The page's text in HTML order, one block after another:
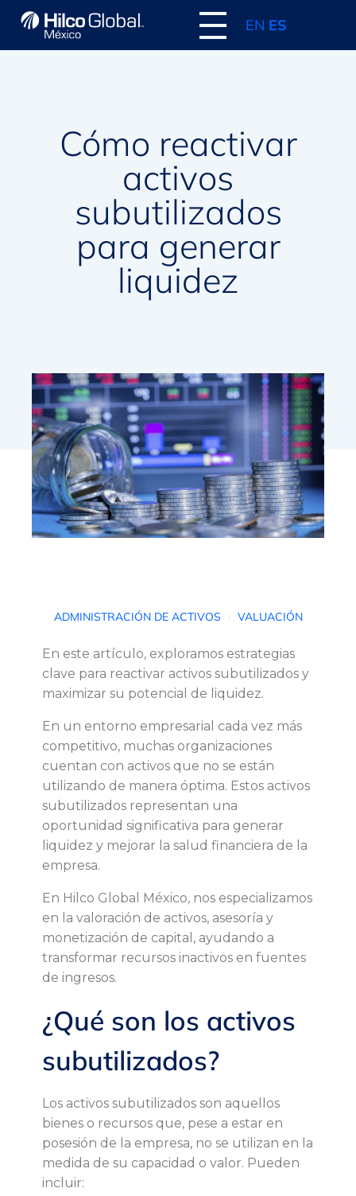
EN ES
Cómo reactivar
activos
subutilizados
para generar
liquidez
ó
m
o
e
a
c
a
a
c
ADMINISTRACIÓN DE ACTIVOS VALUACIÓN
En este artículo, exploramos estrategias
clave para reactivar activos subutilizados y
maximizar su potencial de liquidez.
En un entorno empresarial cada vez más
competitivo, muchas organizaciones
cuentan con activos que no se están
utilizando de manera óptima. Estos activos
subutilizados representan una
oportunidad significativa para generar
liquidez y mejorar la salud financiera de la
empresa.
En Hilco Global México, nos especializamos
en la valoración de activos, asesoría y
monetización de capital, ayudando a
transformar recursos inactivos en fuentes
de ingresos.
¿Qué son los activos
subutilizados?
Los activos subutilizados son aquellos
bienes o recursos que, pese a estar en
posesión de la empresa, no se utilizan en la
medida de su capacidad o valor. Pueden
incluir: